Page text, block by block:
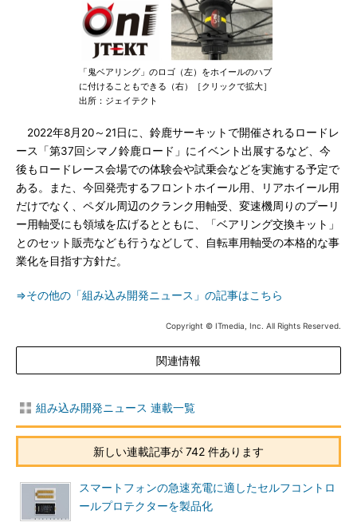
「鬼ベアリング」のロゴ（左）をホイールのハブ
に付けることもできる（右）［クリックで拡大］
出所：ジェイテクト
2022年8月20～21日に、鈴鹿サーキットで開催されるロードレ
ース「第37回シマノ鈴鹿ロード」にイベント出展するなど、今
後もロードレース会場での体験会や試乗会などを実施する予定で
ある。また、今回発売するフロントホイール用、リアホイール用
だけでなく、ペダル周辺のクランク用軸受、変速機周りのプーリ
ー用軸受にも領域を広げるとともに、「ベアリング交換キット」
とのセット販売なども行うなどして、自転車用軸受の本格的な事
業化を目指す方針だ。
⇒その他の「組み込み開発ニュース」の記事はこちら
Copyright © ITmedia, Inc. All Rights Reserved.
関連情報
組み込み開発ニュース 連載一覧
新しい連載記事が 742 件あります
スマートフォンの急速充電に適したセルフコントロ
ールプロテクターを製品化